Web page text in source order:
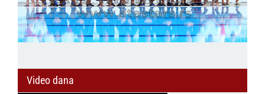
Video dana